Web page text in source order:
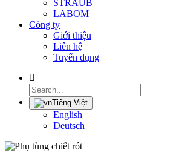
STRAUB
LABOM
Công ty
Giới thiệu
Liên hệ
Tuyển dụng
Tiếng Việt
English
Deutsch